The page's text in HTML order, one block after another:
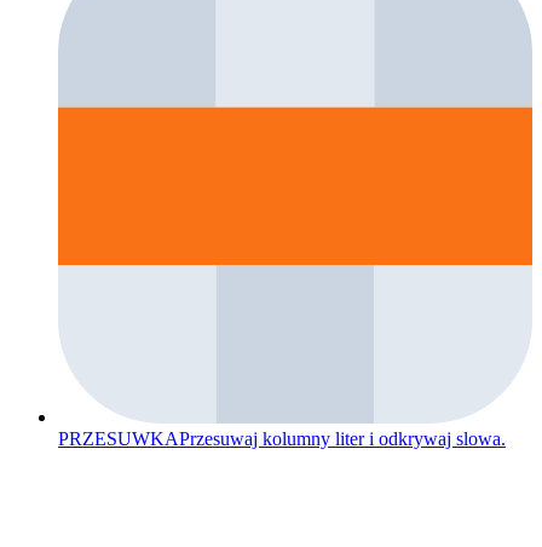
PRZESUWKAPrzesuwaj kolumny liter i odkrywaj slowa.